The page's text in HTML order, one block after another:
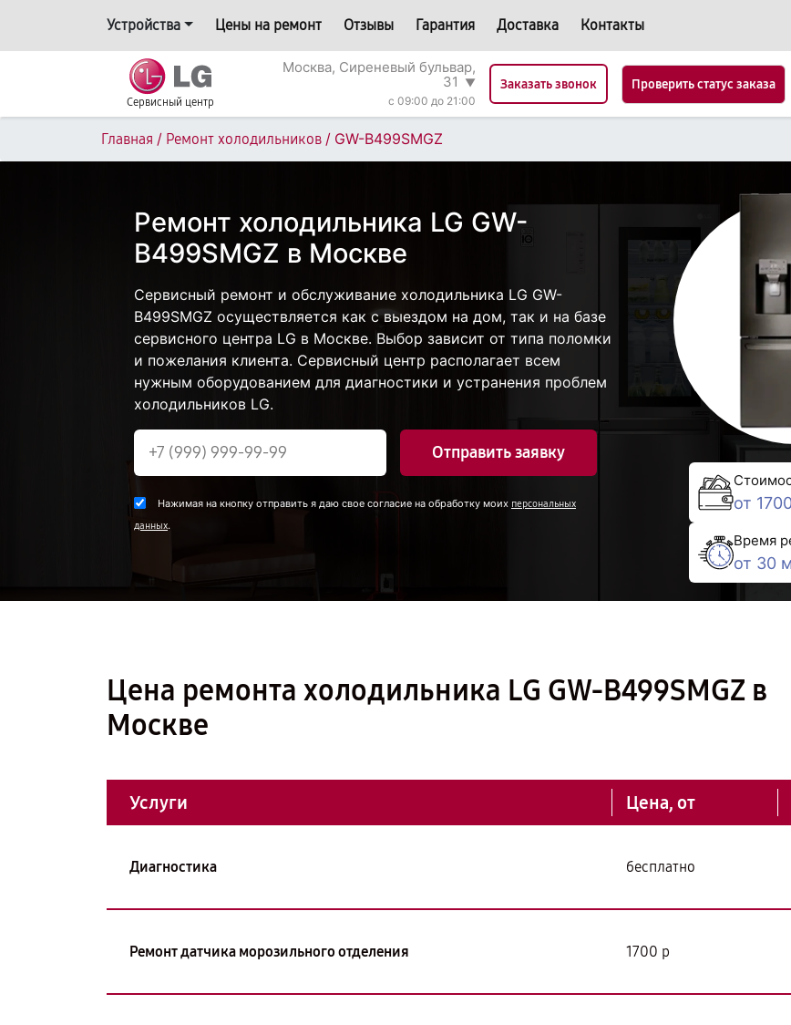
Устройства Цены на ремонт Отзывы Гарантия Доставка Контакты
Сервисный центр
Москва, Сиреневый бульвар,
31
▼
c 09:00 до 21:00
Заказать звонок Проверить статус заказа
Главная / Ремонт холодильников / GW-B499SMGZ
Ремонт холодильника LG GW-
B499SMGZ в Москве
Сервисный ремонт и обслуживание холодильника LG GW-
B499SMGZ осуществляется как с выездом на дом, так и на базе
сервисного центра LG в Москве. Выбор зависит от типа поломки
и пожелания клиента. Сервисный центр располагает всем
нужным оборудованием для диагностики и устранения проблем
холодильников LG.
Отправить заявку
Нажимая на кнопку отправить я даю свое согласие на обработку моих персональных
данных.
от
Время
от 30
Цена ремонта холодильника LG GW-B499SMGZ в
Москве
Услуги Цена, от
Диагностика бесплатно
Ремонт датчика морозильного отделения 1700 р